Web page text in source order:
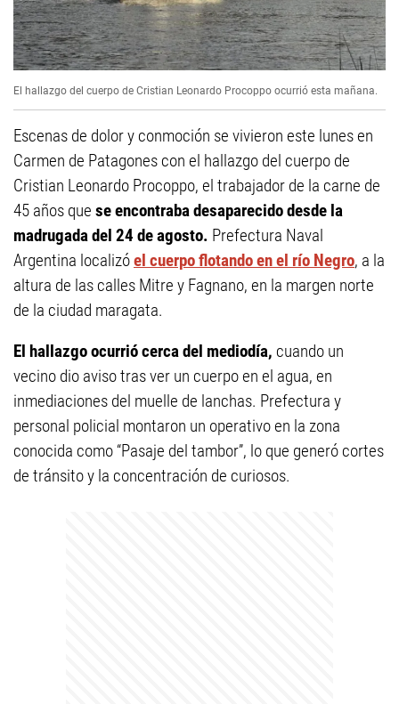
El hallazgo del cuerpo de Cristian Leonardo Procoppo ocurrió esta mañana.
Escenas de dolor y conmoción se vivieron este lunes en
Carmen de Patagones con el hallazgo del cuerpo de
Cristian Leonardo Procoppo, el trabajador de la carne de
45 años que se encontraba desaparecido desde la
madrugada del 24 de agosto. Prefectura Naval
Argentina localizóel cuerpo flotando en el río Negro, a la
altura de las calles Mitre y Fagnano, en la margen norte
de la ciudad maragata.
El hallazgo ocurrió cerca del mediodía, cuando un
vecino dio aviso tras ver un cuerpo en el agua, en
inmediaciones del muelle de lanchas. Prefectura y
personal policial montaron un operativo en la zona
conocida como “Pasaje del tambor”, lo que generó cortes
de tránsito y la concentración de curiosos.